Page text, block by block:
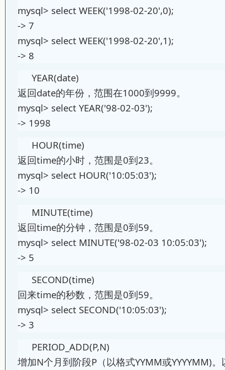
mysql> select WEEK('1998-02-20',0);
-> 7
mysql> select WEEK('1998-02-20',1);
-> 8
YEAR(date)
返回date的年份，范围在1000到9999。
mysql> select YEAR('98-02-03');
-> 1998
HOUR(time)
返回time的小时，范围是0到23。
mysql> select HOUR('10:05:03');
-> 10
MINUTE(time)
返回time的分钟，范围是0到59。
mysql> select MINUTE('98-02-03 10:05:03');
-> 5
SECOND(time)
回来time的秒数，范围是0到59。
mysql> select SECOND('10:05:03');
-> 3
PERIOD_ADD(P,N)
增加N个月到阶段P（以格式YYMM或YYYYMM)。